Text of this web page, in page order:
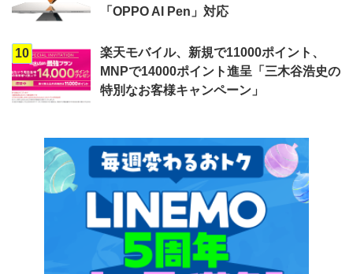
「OPPO AI Pen」対応
10
楽天モバイル、新規で11000ポイント、
MNPで14000ポイント進呈「三木谷浩史の
特別なお客様キャンペーン」